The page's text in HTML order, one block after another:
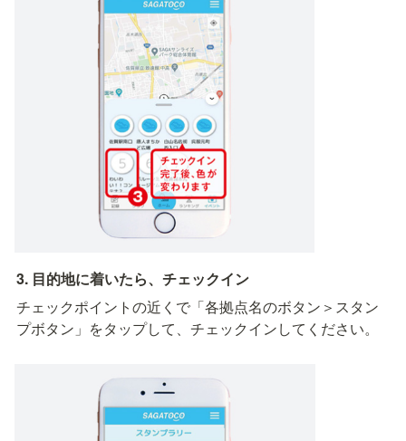
3. 目的地に着いたら、チェックイン
チェックポイントの近くで「各拠点名のボタン＞スタン
プボタン」をタップして、チェックインしてください。